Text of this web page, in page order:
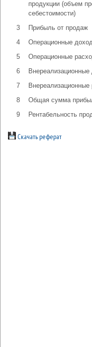
продукции (объем
себестоимости)
3
Прибыль от продаж
4
Операционные
5
Операционные
6
7
8
Общая сумма
9
Рентабельность
Скачать реферат